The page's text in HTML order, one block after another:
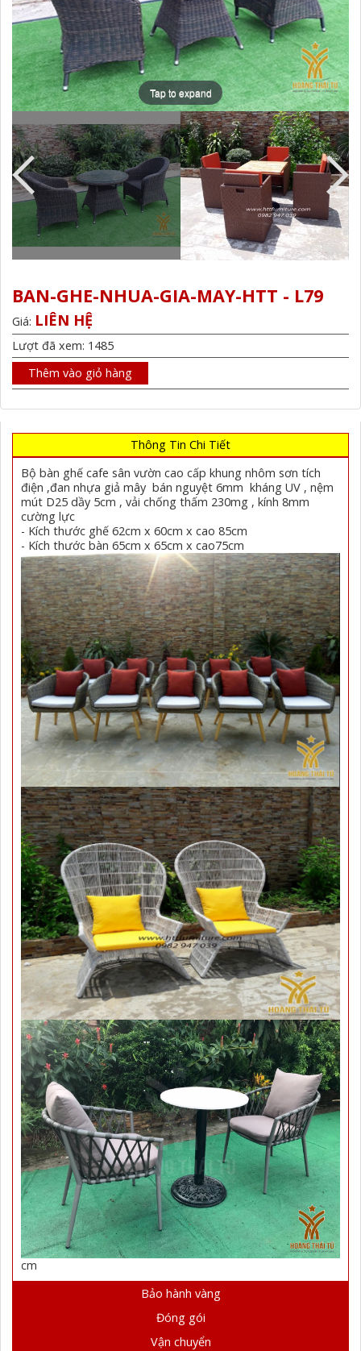
Tap to expand
BAN-GHE-NHUA-GIA-MAY-HTT - L79
Giá: LIÊN HỆ
Lượt đã xem: 1485
Thêm vào giỏ hàng
Thông Tin Chi Tiết
Bộ bàn ghế cafe sân vườn cao cấp khung nhôm sơn tích
điện ,đan nhựa giả mây bán nguyệt 6mm kháng UV , nệm
mút D25 dầy 5cm , vải chống thấm 230mg , kính 8mm
cường lực
- Kích thước ghế 62cm x 60cm x cao 85cm
- Kích thước bàn 65cm x 65cm x cao75cm
cm
Bảo hành vàng
Đóng gói
Vận chuyển